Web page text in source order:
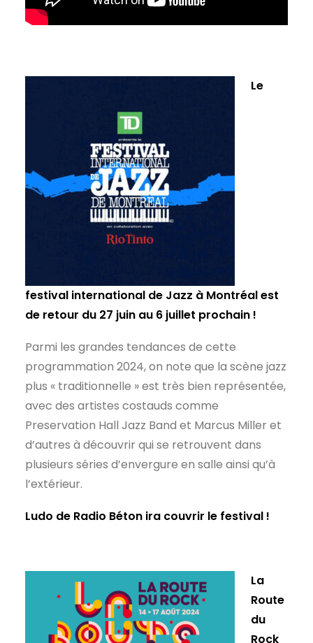
Le
festival international de Jazz à Montréal est
de retour du 27 juin au 6 juillet prochain !
Parmi les grandes tendances de cette
programmation 2024, on note que la scène jazz
plus « traditionnelle » est très bien représentée,
avec des artistes costauds comme
Preservation Hall Jazz Band et Marcus Miller et
d’autres à découvrir qui se retrouvent dans
plusieurs séries d’envergure en salle ainsi qu’à
l’extérieur.
Ludo de Radio Béton ira couvrir le festival !
La
Route
du
Rock